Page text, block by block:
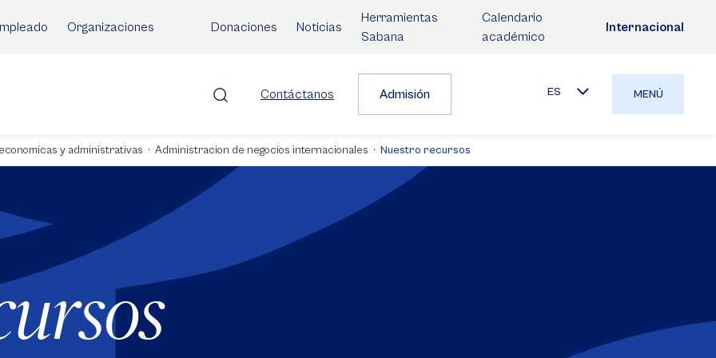
Organizaciones Donaciones Noticias
Herramientas
Sabana
Calendario
académico
Internacional
Contáctanos Admisión ES MENÚ
y administrativas Administracion de negocios internacionales Nuestro recursos